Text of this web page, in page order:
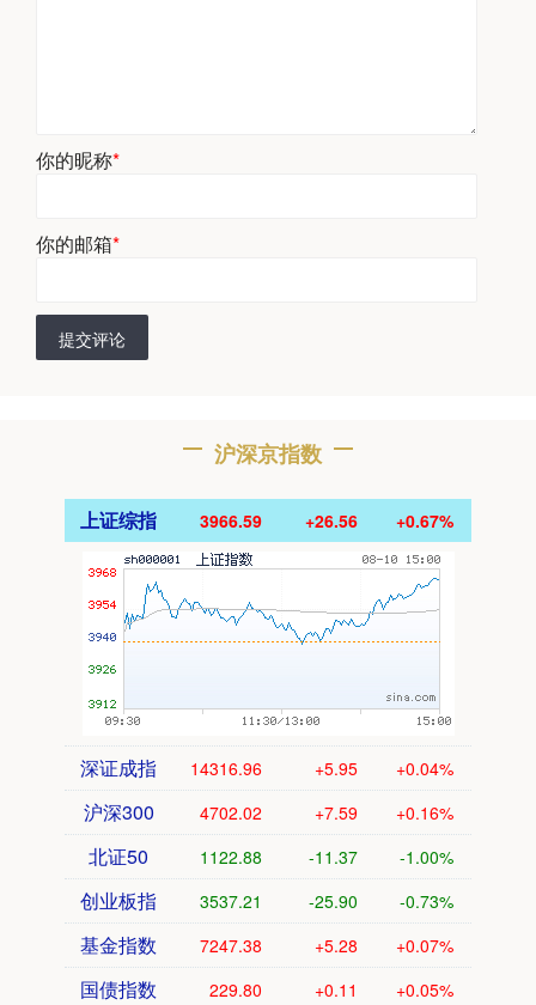
你的昵称*
你的邮箱*
提交评论
沪深京指数
上证综指 3966.59 +26.56 +0.67%
深证成指 14316.96 +5.95 +0.04%
沪深300 4702.02 +7.59 +0.16%
北证50 1122.88 -11.37 -1.00%
创业板指 3537.21 -25.90 -0.73%
基金指数 7247.38 +5.28 +0.07%
国债指数 229.80 +0.11 +0.05%